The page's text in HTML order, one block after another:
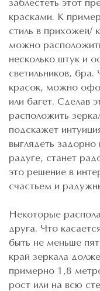
заблестеть этот
красками. К
стиль в прихожей/
можно
несколько штук и
светильников,
красок, можно
или багет. Сделав
расположить
подскажет
выглядеть
радуге, станет
это решение в
счастьем и
Некоторые
друга. Что
быть не меньше
край зеркала
примерно 1,8
рост или на всю